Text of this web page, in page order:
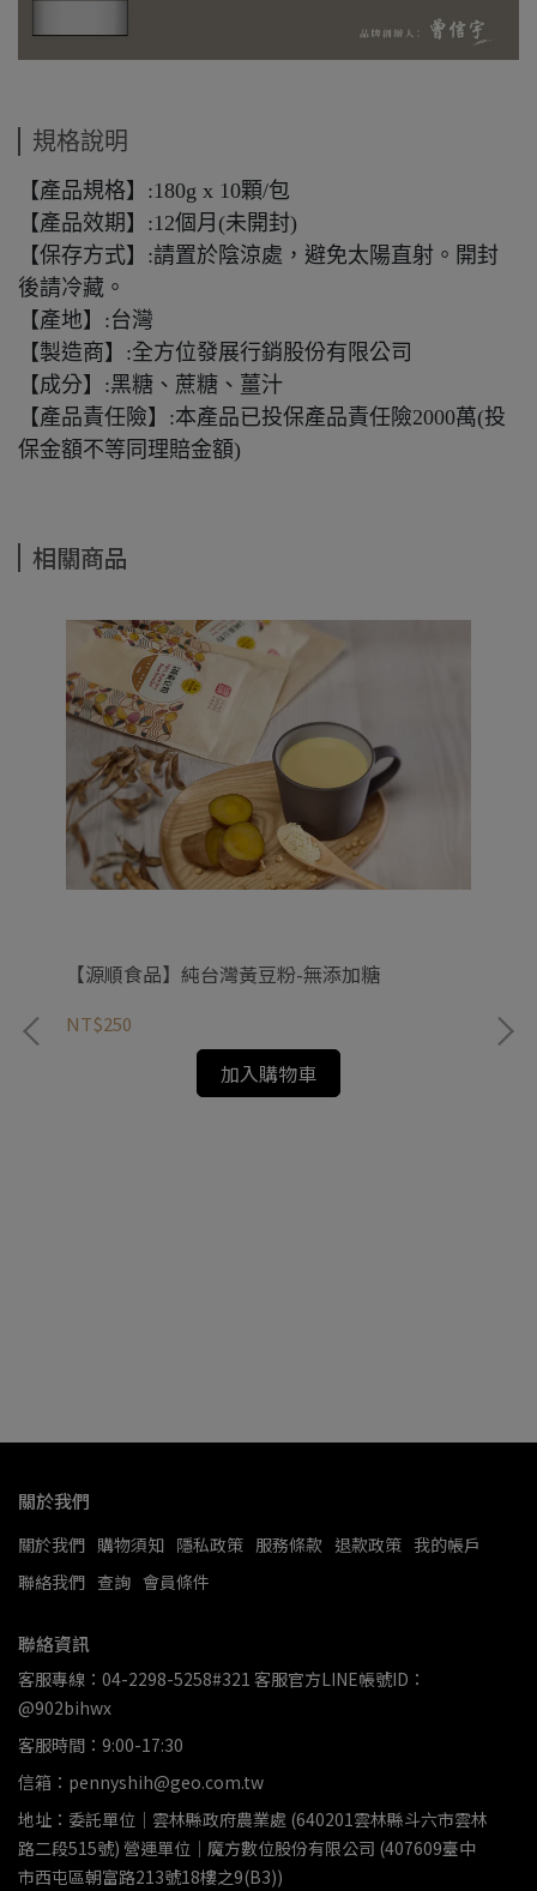
規格說明
【產品規格】:180g x 10顆/包
【產品效期】:12個月(未開封)
【保存方式】:請置於陰涼處，避免太陽直射。開封
後請冷藏。
【產地】:台灣
【製造商】:全方位發展行銷股份有限公司
【成分】:黑糖、蔗糖、薑汁
【產品責任險】:本產品已投保產品責任險2000萬(投
保金額不等同理賠金額)
相關商品
【源順食品】純台灣黃豆粉-無添加糖
NT$250
加入購物車
關於我們
關於我們 購物須知 隱私政策 服務條款 退款政策 我的帳戶
聯絡我們 查詢 會員條件
聯絡資訊
客服專線：04-2298-5258#321 客服官方LINE帳號ID：
@902bihwx
客服時間：9:00-17:30
信箱：pennyshih@geo.com.tw
地址：委託單位｜雲林縣政府農業處 (640201雲林縣斗六市雲林
路二段515號) 營運單位｜魔方數位股份有限公司 (407609臺中
市西屯區朝富路213號18樓之9(B3))